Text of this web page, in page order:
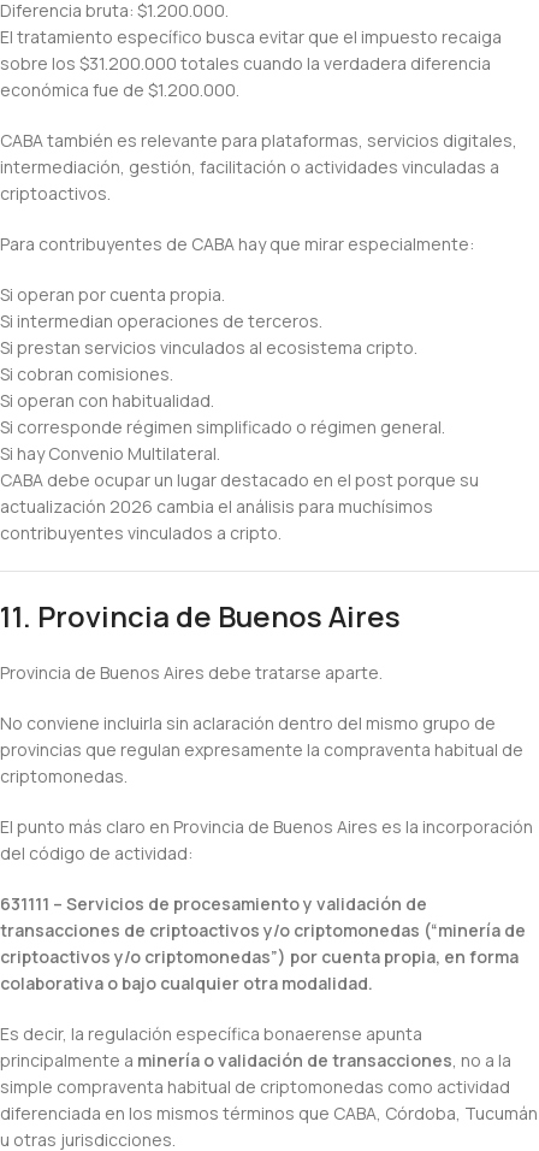
Diferencia bruta: $1.200.000.
El tratamiento específico busca evitar que el impuesto recaiga
sobre los $31.200.000 totales cuando la verdadera diferencia
económica fue de $1.200.000.
CABA también es relevante para plataformas, servicios digitales,
intermediación, gestión, facilitación o actividades vinculadas a
criptoactivos.
Para contribuyentes de CABA hay que mirar especialmente:
Si operan por cuenta propia.
Si intermedian operaciones de terceros.
Si prestan servicios vinculados al ecosistema cripto.
Si cobran comisiones.
Si operan con habitualidad.
Si corresponde régimen simplificado o régimen general.
Si hay Convenio Multilateral.
CABA debe ocupar un lugar destacado en el post porque su
actualización 2026 cambia el análisis para muchísimos
contribuyentes vinculados a cripto.
11. Provincia de Buenos Aires
Provincia de Buenos Aires debe tratarse aparte.
No conviene incluirla sin aclaración dentro del mismo grupo de
provincias que regulan expresamente la compraventa habitual de
criptomonedas.
El punto más claro en Provincia de Buenos Aires es la incorporación
del código de actividad:
631111 – Servicios de procesamiento y validación de
transacciones de criptoactivos y/o criptomonedas (“minería de
criptoactivos y/o criptomonedas”) por cuenta propia, en forma
colaborativa o bajo cualquier otra modalidad.
Es decir, la regulación específica bonaerense apunta
principalmente a minería o validación de transacciones, no a la
simple compraventa habitual de criptomonedas como actividad
diferenciada en los mismos términos que CABA, Córdoba, Tucumán
u otras jurisdicciones.